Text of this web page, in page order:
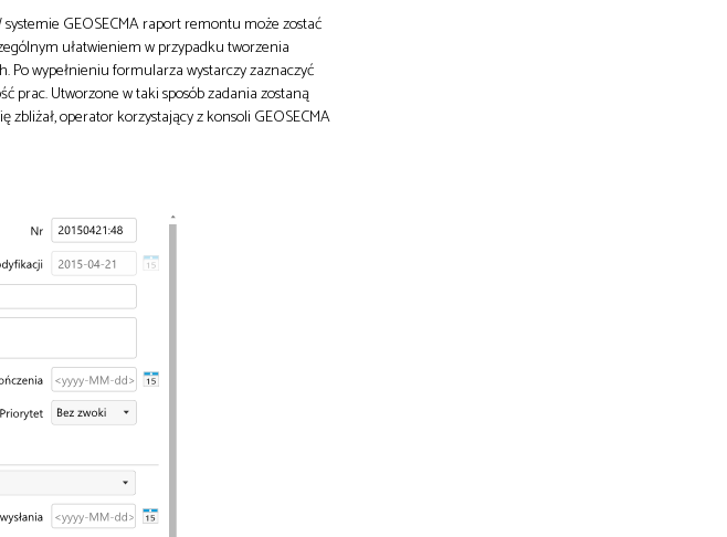
GEOSECMA raport remontu może zostać
ułatwieniem w przypadku tworzenia
wypełnieniu formularza wystarczy zaznaczyć
prac. Utworzone w taki sposób zadania zostaną
operator korzystający z konsoli GEOSECMA